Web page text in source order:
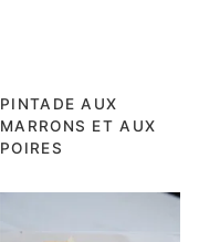
PINTADE AUX
MARRONS ET AUX
POIRES